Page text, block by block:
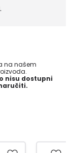
na našem
nisu dostupni